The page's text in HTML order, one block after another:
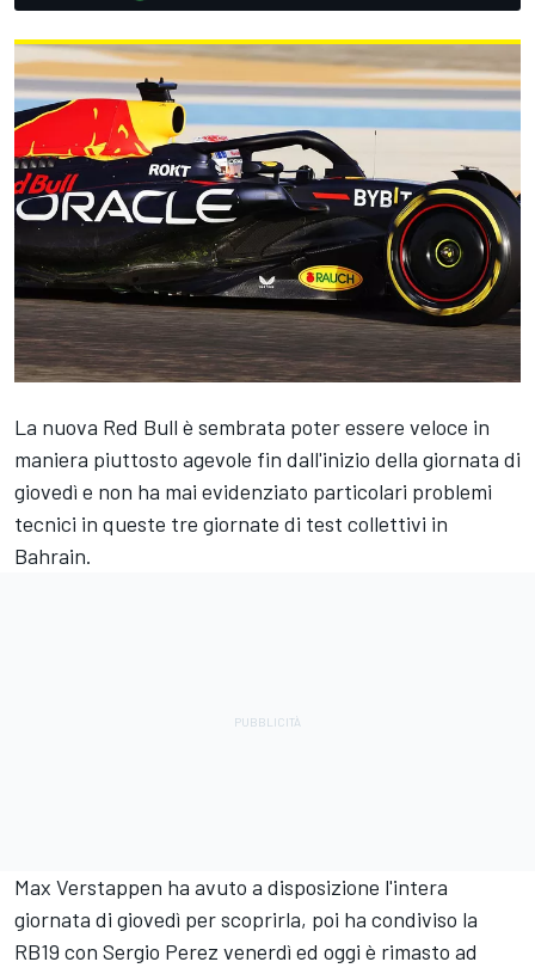
La nuova Red Bull è sembrata poter essere veloce in
maniera piuttosto agevole fin dall'inizio della giornata di
giovedì e non ha mai evidenziato particolari problemi
tecnici in queste tre giornate di test collettivi in
Bahrain.
Max Verstappen ha avuto a disposizione l'intera
giornata di giovedì per scoprirla, poi ha condiviso la
RB19 con Sergio Perez venerdì ed oggi è rimasto ad